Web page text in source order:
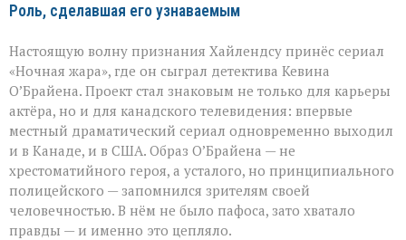
Роль, сделавшая его узнаваемым
Настоящую волну признания Хайлендсу принёс сериал
«Ночная жара», где он сыграл детектива Кевина
О’Брайена. Проект стал знаковым не только для карьеры
актёра, но и для канадского телевидения: впервые
местный драматический сериал одновременно выходил
и в Канаде, и в США. Образ О’Брайена — не
хрестоматийного героя, а усталого, но принципиального
полицейского — запомнился зрителям своей
человечностью. В нём не было пафоса, зато хватало
правды — и именно это цепляло.